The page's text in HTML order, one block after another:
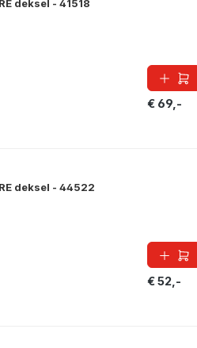
deksel - 41518
€ 69,-
deksel - 44522
€ 52,-